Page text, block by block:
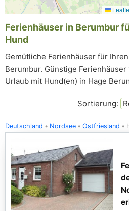
Ferienhäuser in Berumbur
Hund
Gemütliche Ferienhäuser für
Berumbur. Günstige
Urlaub mit Hund(en) in Hage
Sortierung:
Deutschland Nordsee Ostfriesland